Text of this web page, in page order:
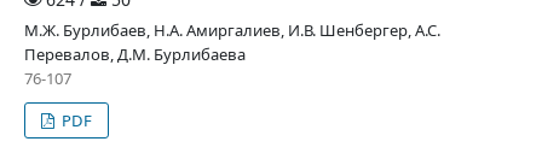
М.Ж. Бурлибаев, Н.А. Амиргалиев, И.В. Шенбергер, А.С.
Перевалов, Д.М. Бурлибаева
76-107
PDF